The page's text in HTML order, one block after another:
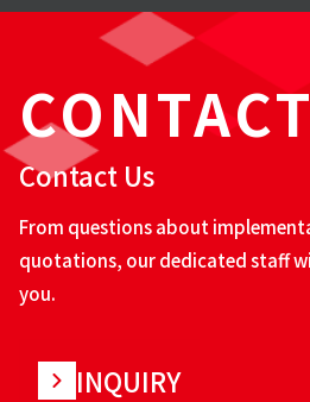
CONTACT
Contact Us
From questions about
quotations, our dedicated staff
you.
INQUIRY